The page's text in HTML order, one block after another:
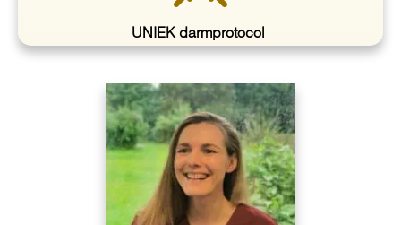
UNIEK darmprotocol